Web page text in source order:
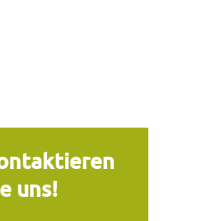
uns!